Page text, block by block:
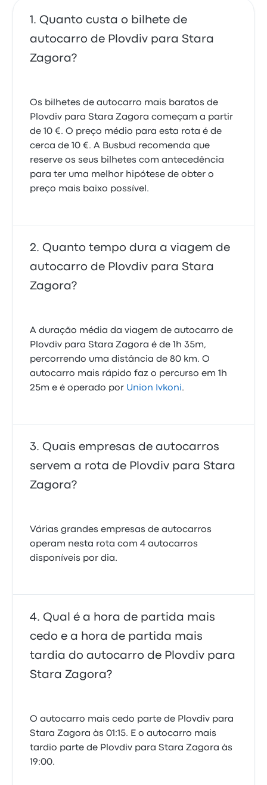
Quanto custa o bilhete de
autocarro de Plovdiv para Stara
Zagora?
Os bilhetes de autocarro mais baratos de
Plovdiv para Stara Zagora começam a partir
de 10 €. O preço médio para esta rota é de
cerca de 10 €. A Busbud recomenda que
reserve os seus bilhetes com antecedência
para ter uma melhor hipótese de obter o
preço mais baixo possível.
Quanto tempo dura a viagem de
autocarro de Plovdiv para Stara
Zagora?
A duração média da viagem de autocarro de
Plovdiv para Stara Zagora é de 1h 35m,
percorrendo uma distância de 80 km. O
autocarro mais rápido faz o percurso em 1h
25m e é operado por Union Ivkoni.
Quais empresas de autocarros
servem a rota de Plovdiv para Stara
Zagora?
Várias grandes empresas de autocarros
operam nesta rota com 4 autocarros
disponíveis por dia.
Qual é a hora de partida mais
cedo e a hora de partida mais
tardia do autocarro de Plovdiv para
Stara Zagora?
O autocarro mais cedo parte de Plovdiv para
Stara Zagora às 01:15. E o autocarro mais
tardio parte de Plovdiv para Stara Zagora às
19:00.